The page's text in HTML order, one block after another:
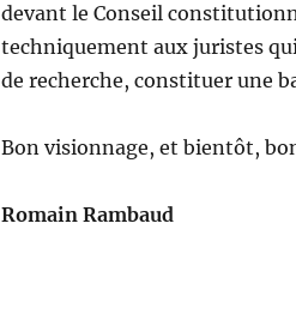
devant le Conseil
techniquement aux juristes
de recherche, constituer une
Bon visionnage, et bientôt,
Romain Rambaud